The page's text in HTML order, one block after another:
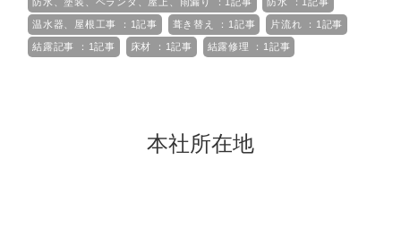
温水器、屋根工事 ：1記事 葺き替え ：1記事 片流れ ：1記事
結露記事 ：1記事 床材 ：1記事 結露修理 ：1記事
本社所在地